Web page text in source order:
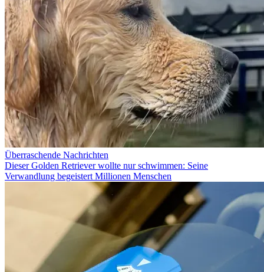
Überraschende Nachrichten
Dieser Golden Retriever wollte nur schwimmen: Seine
Verwandlung begeistert Millionen Menschen